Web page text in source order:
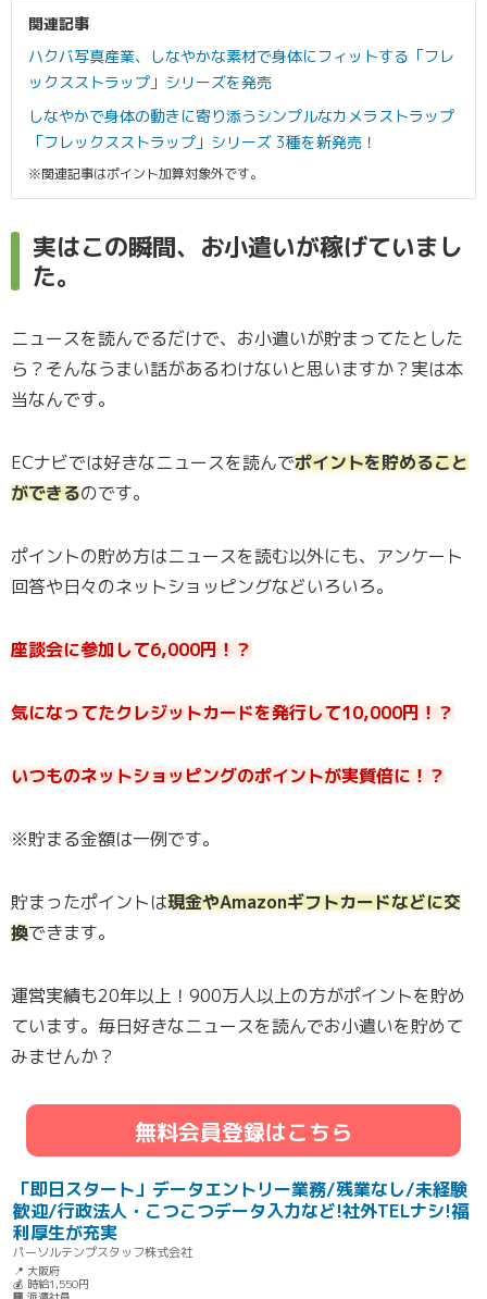
関連記事
ハクバ写真産業、しなやかな素材で身体にフィットする「フレ
ックスストラップ」シリーズを発売
しなやかで身体の動きに寄り添うシンプルなカメラストラップ
「フレックスストラップ」シリーズ 3種を新発売！
※関連記事はポイント加算対象外です。
実はこの瞬間、お小遣いが稼げていまし
た。
ニュースを読んでるだけで、お小遣いが貯まってたとした
ら？そんなうまい話があるわけないと思いますか？実は本
当なんです。
ECナビでは好きなニュースを読んでポイントを貯めること
ができるのです。
ポイントの貯め方はニュースを読む以外にも、アンケート
回答や日々のネットショッピングなどいろいろ。
座談会に参加して6,000円！？
気になってたクレジットカードを発行して10,000円！？
いつものネットショッピングのポイントが実質倍に！？
※貯まる金額は一例です。
貯まったポイントは現金やAmazonギフトカードなどに交
換できます。
運営実績も20年以上！900万人以上の方がポイントを貯め
ています。毎日好きなニュースを読んでお小遣いを貯めて
みませんか？
無料会員登録はこちら
「即日スタート」データエントリー業務/残業なし/未経験
歓迎/行政法人・こつこつデータ入力など!社外TELナシ!福
利厚生が充実
パーソルテンプスタッフ株式会社
📍 大阪府
💰 時給1,550円